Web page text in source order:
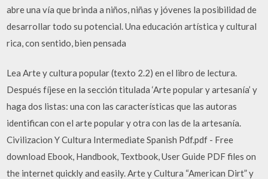
abre una vía que brinda a niños, niñas y jóvenes la posibilidad de
desarrollar todo su potencial. Una educación artística y cultural
rica, con sentido, bien pensada
Lea Arte y cultura popular (texto 2.2) en el libro de lectura.
Después fíjese en la sección titulada ‘Arte popular y artesanía’ y
haga dos listas: una con las características que las autoras
identifican con el arte popular y otra con las de la artesanía.
Civilizacion Y Cultura Intermediate Spanish Pdf.pdf - Free
download Ebook, Handbook, Textbook, User Guide PDF files on
the internet quickly and easily. Arte y Cultura “American Dirt” y